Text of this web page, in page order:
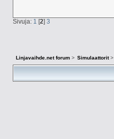
Sivuja: 1 [2] 3
Linjavaihde.net forum> Simulaattorit>